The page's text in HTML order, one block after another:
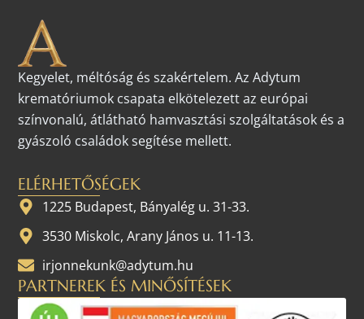
Kegyelet, méltóság és szakértelem. Az Adytum
krematóriumok csapata elkötelezett az európai
színvonalú, átlátható hamvasztási szolgáltatások és a
gyászoló családok segítése mellett.
ELÉRHETŐSÉGEK
1225 Budapest, Bányalég u. 31-33.
3530 Miskolc, Arany János u. 11-13.
irjonnekunk@adytum.hu
PARTNEREK ÉS MINŐSÍTÉSEK